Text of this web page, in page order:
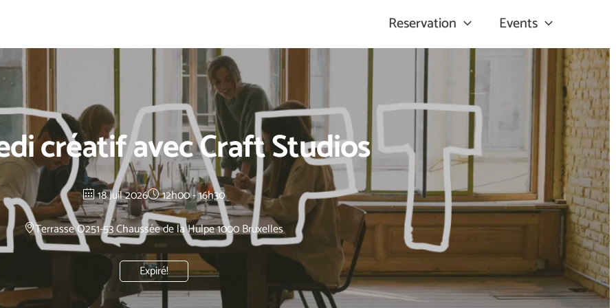
Reservation Events
créatif avec Craft Studios
18 Juil 2026
Expiré!
12h00 - 16h30
Terrasse O251-53 Chaussée de la Hulpe 1000 Bruxelles